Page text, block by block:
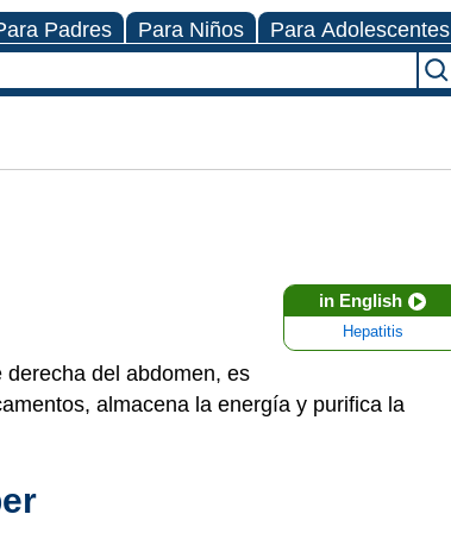
Padres Para Niños Para Adolescentes
in English
Hepatitis
del abdomen, es
almacena la energía y purifica la